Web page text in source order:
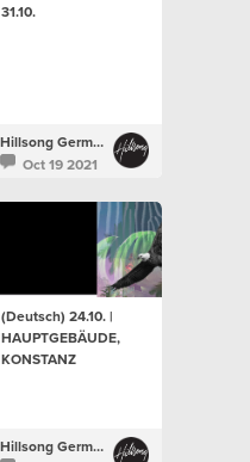
31.10.
Hillsong Germany
Oct 19 2021
(Deutsch) 24.10. |
HAUPTGEBÄUDE,
KONSTANZ
Hillsong Germany